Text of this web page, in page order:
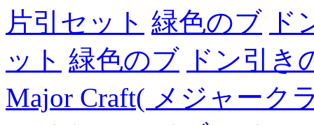
片引セット 緑色のブ ド
ット 緑色のブ ドン引き
Major Craft( メジャーク